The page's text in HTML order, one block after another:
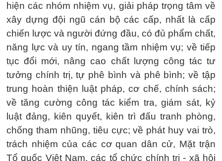
hiện các nhóm nhiệm vụ, giải pháp trọng tâm về
xây dựng đội ngũ cán bộ các cấp, nhất là cấp
chiến lược và người đứng đầu, có đủ phẩm chất,
năng lực và uy tín, ngang tầm nhiệm vụ; về tiếp
tục đổi mới, nâng cao chất lượng công tác tư
tưởng chính trị, tự phê bình và phê bình; về tập
trung hoàn thiện luật pháp, cơ chế, chính sách;
về tăng cường công tác kiểm tra, giám sát, kỷ
luật đảng, kiên quyết, kiên trì đấu tranh phòng,
chống tham nhũng, tiêu cực; về phát huy vai trò,
trách nhiệm của các cơ quan dân cử, Mặt trận
Tổ quốc Việt Nam, các tổ chức chính trị - xã hội